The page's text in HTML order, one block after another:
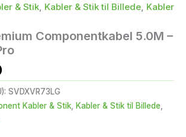
& Stik Kabler & Stik til Billede Kabler
Componentkabel 5.0M –
SVDXVR73LG
Kabler & Stik, Kabler & Stik til Billede,